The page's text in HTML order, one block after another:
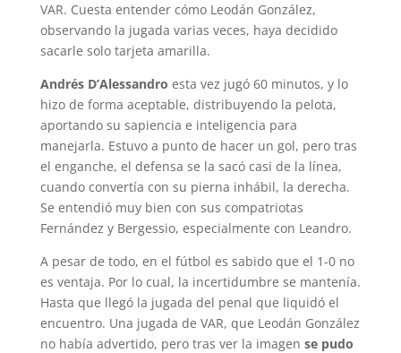
VAR. Cuesta entender cómo Leodán González,
observando la jugada varias veces, haya decidido
sacarle solo tarjeta amarilla.
Andrés D’Alessandro esta vez jugó 60 minutos, y lo
hizo de forma aceptable, distribuyendo la pelota,
aportando su sapiencia e inteligencia para
manejarla. Estuvo a punto de hacer un gol, pero tras
el enganche, el defensa se la sacó casi de la línea,
cuando convertía con su pierna inhábil, la derecha.
Se entendió muy bien con sus compatriotas
Fernández y Bergessio, especialmente con Leandro.
A pesar de todo, en el fútbol es sabido que el 1-0 no
es ventaja. Por lo cual, la incertidumbre se mantenía.
Hasta que llegó la jugada del penal que liquidó el
encuentro. Una jugada de VAR, que Leodán González
no había advertido, pero tras ver la imagen se pudo